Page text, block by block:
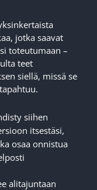
jotka saavat
toteutumaan –
teet
siellä, missä se
siihen
itsestäsi,
osaa onnistua
alitajuntaan